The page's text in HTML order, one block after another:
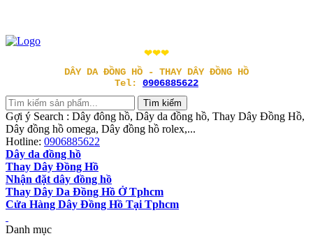
❤❤❤
DÂY DA ĐỒNG HỒ - THAY DÂY ĐỒNG HỒ
Tel: 0906885622
Gợi ý Search : Dây đông hồ, Dây da đồng hồ, Thay Dây Đồng Hồ,
Dây đồng hồ omega, Dây đồng hồ rolex,...
Hotline: 0906885622
Dây da đồng hồ
Thay Dây Đồng Hồ
Nhận đặt dây đồng hồ
Thay Dây Da Đồng Hồ Ở Tphcm
Cửa Hàng Dây Đồng Hồ Tại Tphcm
Danh mục